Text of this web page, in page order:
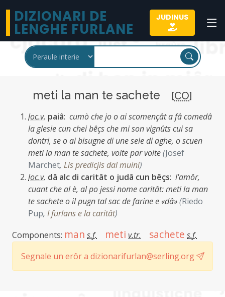
DIZIONARI DE
LENGHE FURLANE
JUDINUS
meti la man te sachete [CO]
loc.v. paiâ: cumò che jo o ai scomençât a fâ comedâ
la glesie cun chei bêçs che mi son vignûts cui sa
dontri, se o ai bisugne di une sele di aghe, o scuen
meti la man te sachete, volte par volte(Josef
Marchet, Lis predicjis dal muini)
loc.v. dâ alc di caritât o judâ cun bêçs: l'amôr,
cuant che al è, al po jessi nome caritât: meti la man
te sachete o il pugn tal sac de farine e «dâ»(Riedo
Pup, I furlans e la caritât)
Components: man s.f. meti v.tr. sachete s.f.
Segnale un erôr a dizionarifurlan@serling.org